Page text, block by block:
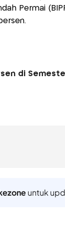
Permai
di
untuk